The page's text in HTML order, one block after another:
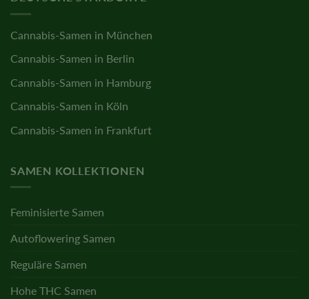
Cannabis-Samen in München
Cannabis-Samen in Berlin
Cannabis-Samen in Hamburg
Cannabis-Samen in Köln
Cannabis-Samen in Frankfurt
SAMEN KOLLEKTIONEN
Feminisierte Samen
Autoflowering Samen
Reguläre Samen
Hohe THC Samen